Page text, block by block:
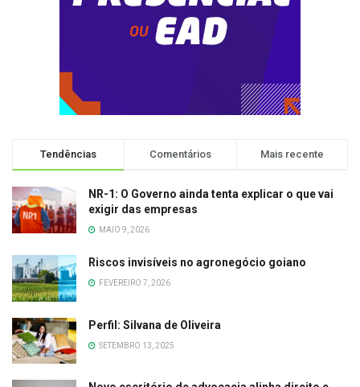
Tendências Comentários Mais recente
NR-1: O Governo ainda tenta explicar o que vai
exigir das empresas
MAIO 9, 2026
Riscos invisíveis no agronegócio goiano
FEVEREIRO 7, 2026
Perfil: Silvana de Oliveira
SETEMBRO 13, 2025